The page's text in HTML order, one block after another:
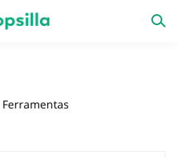
Lançamentos
Ferramentas